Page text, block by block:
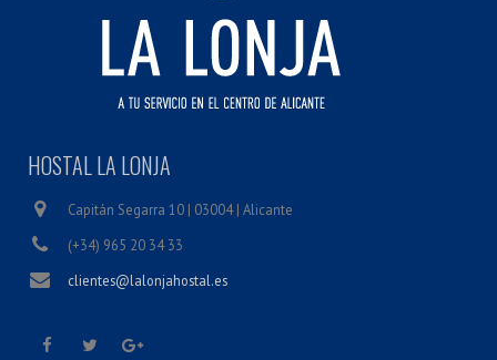
HOSTAL LA LONJA
Capitán Segarra 10 | 03004 | Alicante
(+34) 965 20 34 33
clientes@lalonjahostal.es